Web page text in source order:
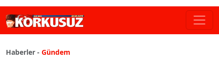
Haberler - Gündem